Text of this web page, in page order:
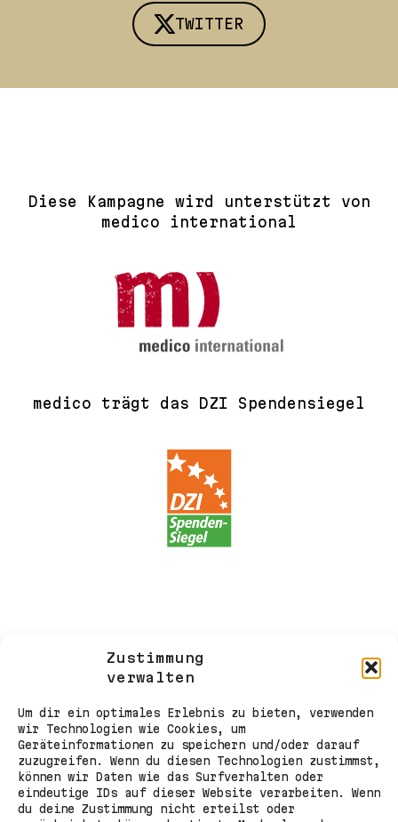
Zustimmung
verwalten
Um dir ein optimales Erlebnis zu bieten, verwenden
wir Technologien wie Cookies, um
Geräteinformationen zu speichern und/oder darauf
zuzugreifen. Wenn du diesen Technologien zustimmst,
können wir Daten wie das Surfverhalten oder
eindeutige IDs auf dieser Website verarbeiten. Wenn
du deine Zustimmung nicht erteilst oder
TWITTER
Diese Kampagne wird unterstützt von
medico international
medico trägt das DZI Spendensiegel